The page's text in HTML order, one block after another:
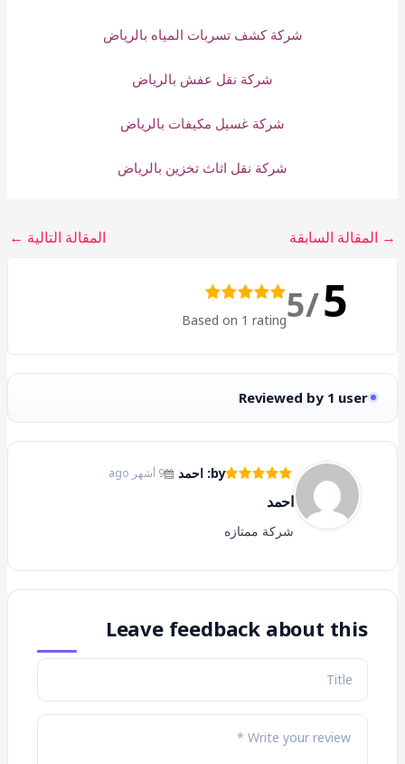
شركة كشف تسربات المياه بالرياض
شركة نقل عفش بالرياض
شركة غسيل مكيفات بالرياض
شركة نقل اثاث تخزين بالرياض
→ المقالة السابقة المقالة التالية ←
5
/5
Based on 1 rating
Reviewed by 1 user
by: احمد 9 أشهر ago
احمد
شركة ممتازه
Leave feedback about this